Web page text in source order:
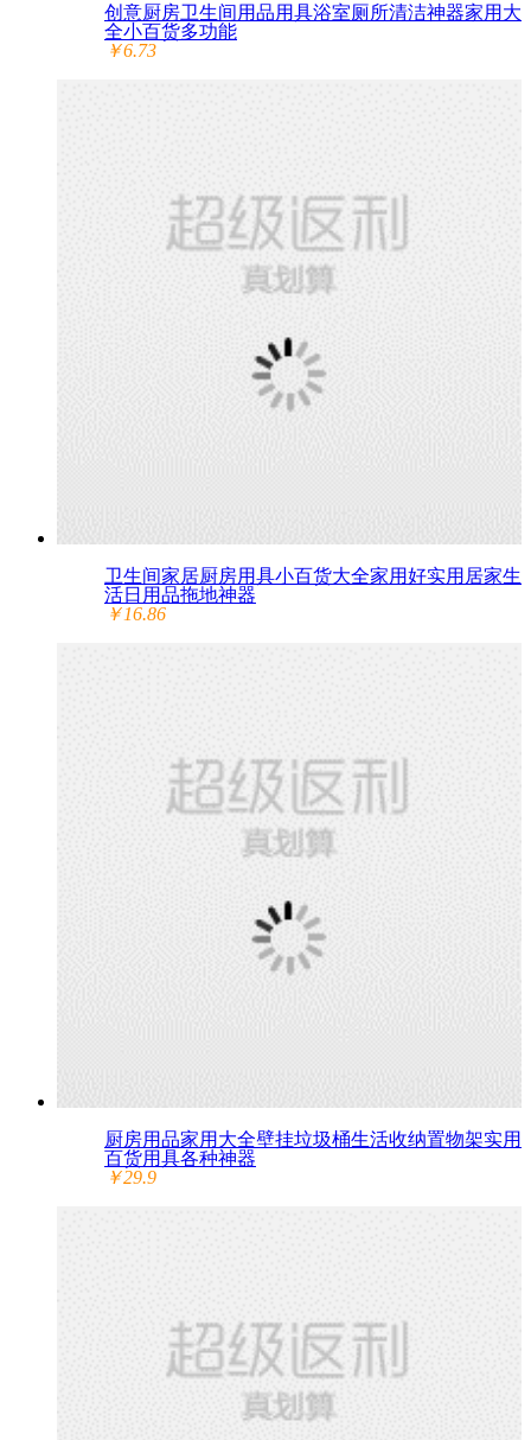
创意厨房卫生间用品用具浴室厕所清洁神器家用大
全小百货多功能
￥6.73
卫生间家居厨房用具小百货大全家用好实用居家生
活日用品拖地神器
￥16.86
厨房用品家用大全壁挂垃圾桶生活收纳置物架实用
百货用具各种神器
￥29.9